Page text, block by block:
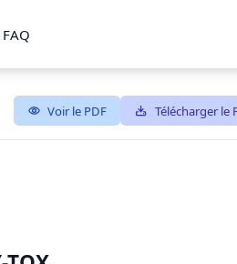
Voir le PDF Télécharger le